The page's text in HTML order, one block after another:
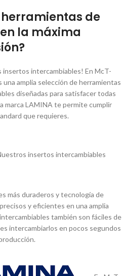
de
la máxima
insertos intercambiables! En McT-
amplia selección de herramientas
diseñadas para satisfacer todas
marca LAMINA te permite cumplir
que requieres.
insertos intercambiables
más duraderos y tecnologí­a de
y eficientes en una amplia
también son fáciles de
intercambiarlos en pocos segundos